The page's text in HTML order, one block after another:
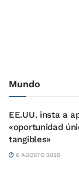
Mundo
EE.UU. insta a
«oportunidad
tangibles»
6 AGOSTO 2026